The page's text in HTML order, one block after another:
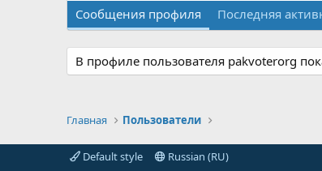
Сообщения профиля Последняя
В профиле пользователя pakvoterorg
Главная Пользователи
Default style Russian (RU)